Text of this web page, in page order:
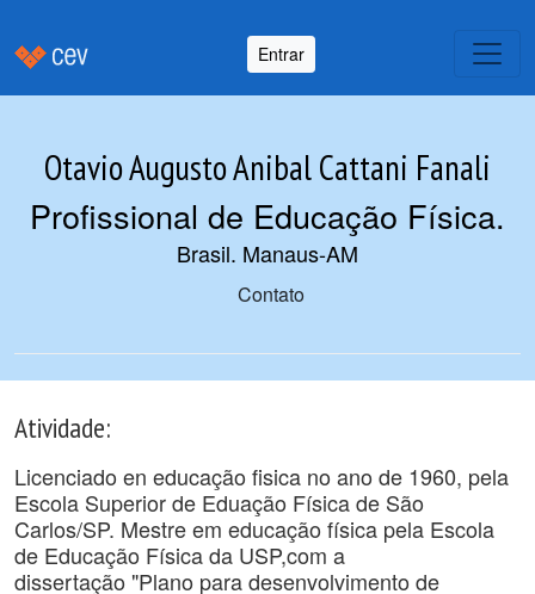
Entrar
Otavio Augusto Anibal Cattani Fanali
Profissional de Educação Física.
Brasil. Manaus-AM
Contato
Atividade:
Licenciado en educação fisica no ano de 1960, pela
Escola Superior de Eduação Física de São
Carlos/SP. Mestre em educação física pela Escola
de Educação Física da USP,com a
dissertação "Plano para desenvolvimento de